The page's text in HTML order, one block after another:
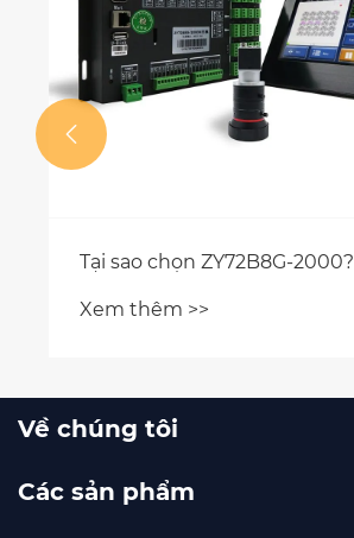
Tại sao chọn ZY72B8G-2000?
Xem thêm >>

Về chúng tôi
Các sản phẩm